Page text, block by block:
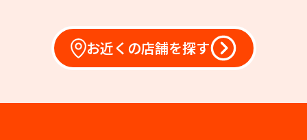
お近くの店舗を探す